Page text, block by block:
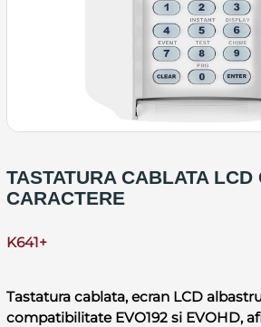
TASTATURA CABLATA LCD
CARACTERE
K641+
Tastatura cablata, ecran LCD
compatibilitate EVO192 si EVOHD,